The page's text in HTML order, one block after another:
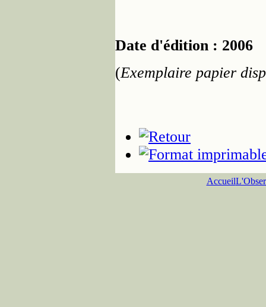
Date d'édition : 2006
(Exemplaire papier
Accueil